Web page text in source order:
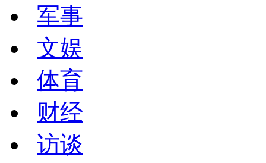
军事
文娱
体育
财经
访谈